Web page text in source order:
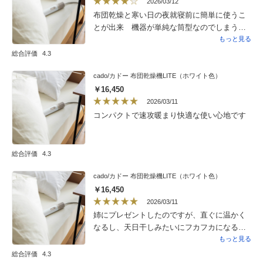
総合評価 4.3
布団乾燥と寒い日の夜就寝前に簡単に使うこ
とが出来 機器が単純な筒型なのでしまうこ
とも楽です。ただ 音が大きいのがマイナス
もっと見る
総合評価 4.3
cado/カドー 布団乾燥機LITE（ホワイト色）
￥16,450
2026/03/11
コンパクトで速攻暖まり快適な使い心地です
総合評価 4.3
cado/カドー 布団乾燥機LITE（ホワイト色）
￥16,450
2026/03/11
姉にプレゼントしたのですが、直ぐに温かく
なるし、天日干しみたいにフカフカになると
喜んでいました。自分にも買おうと思ってい
もっと見る